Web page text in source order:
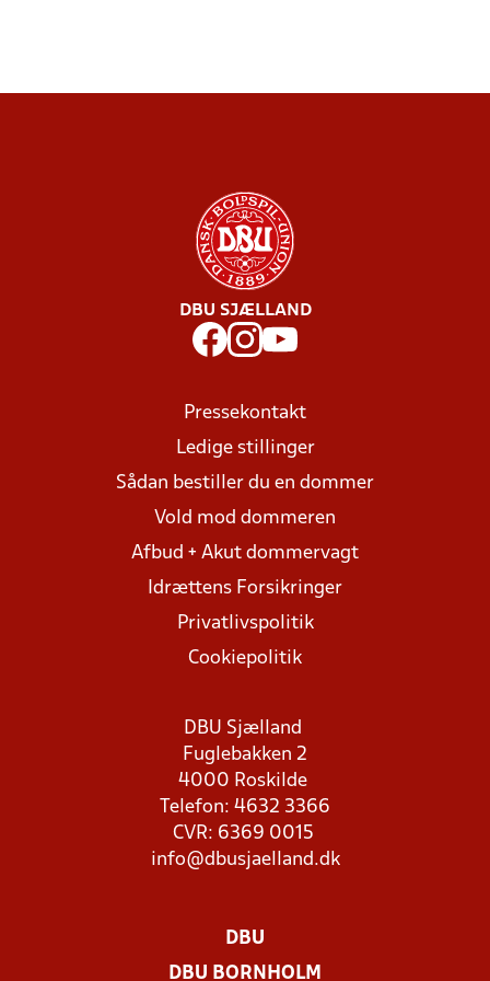
DBU SJÆLLAND
Pressekontakt
Ledige stillinger
Sådan bestiller du en dommer
Vold mod dommeren
Afbud + Akut dommervagt
Idrættens Forsikringer
Privatlivspolitik
Cookiepolitik
DBU Sjælland
Fuglebakken 2
4000 Roskilde
Telefon: 4632 3366
CVR: 6369 0015
info@dbusjaelland.dk
DBU
DBU BORNHOLM